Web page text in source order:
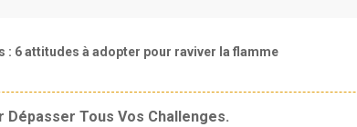
: 6 attitudes à adopter pour raviver la flamme
Tous Vos Challenges.